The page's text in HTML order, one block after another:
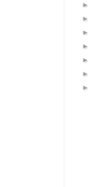
►
►
►
►
►
►
►